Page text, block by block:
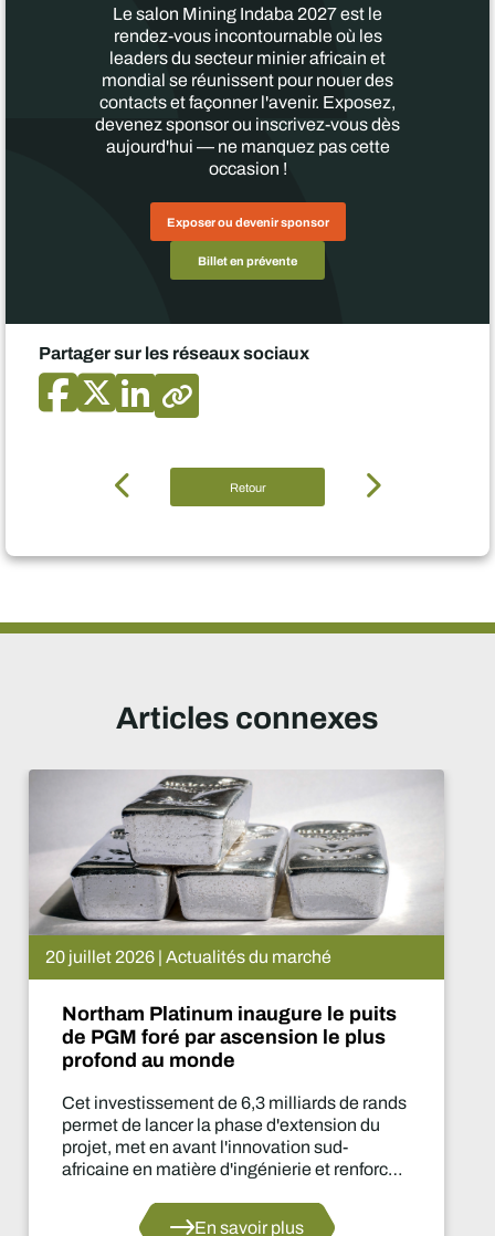
Le salon Mining Indaba 2027 est le
rendez-vous incontournable où les
leaders du secteur minier africain et
mondial se réunissent pour nouer des
contacts et façonner l'avenir. Exposez,
devenez sponsor ou inscrivez-vous dès
aujourd'hui — ne manquez pas cette
occasion !
Exposer ou devenir sponsor
Billet en prévente
Partager sur les réseaux sociaux
Retour
Articles connexes
le puits
plus
de rands
renforce
15 juillet 2026 | Actualités du
De Beers suspend le
Que va-t-il se passer
Cette suspension de la
deux ans est l'une des
importantes prises par le
d'approvisionnement